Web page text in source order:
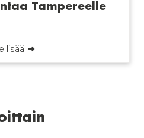
Tampereelle
lisää